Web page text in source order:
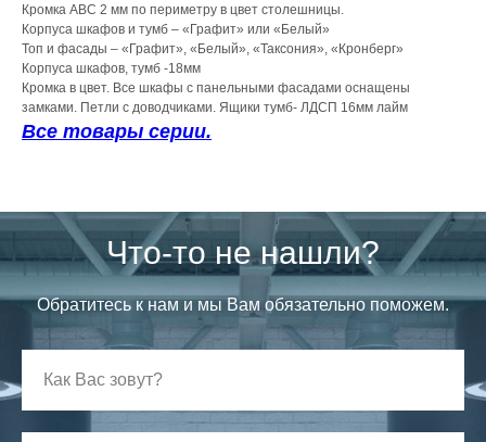
Кромка АВС 2 мм по периметру в цвет столешницы.
Корпуса шкафов и тумб – «Графит» или «Белый»
Топ и фасады – «Графит», «Белый», «Таксония», «Кронберг»
Корпуса шкафов, тумб -18мм
Кромка в цвет. Все шкафы с панельными фасадами оснащены
замками. Петли с доводчиками. Ящики тумб- ЛДСП 16мм лайм
Все товары серии.
Что-то не нашли?
Обратитесь к нам и мы Вам обязательно поможем.